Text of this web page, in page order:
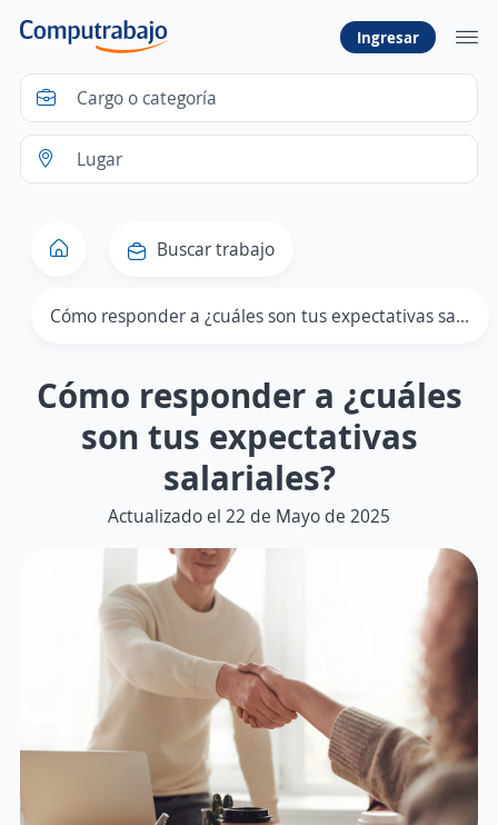
Ingresar
Buscar trabajo
Cómo responder a ¿cuáles son tus expectativas salariales?
Cómo responder a ¿cuáles
son tus expectativas
salariales?
Actualizado el 22 de Mayo de 2025